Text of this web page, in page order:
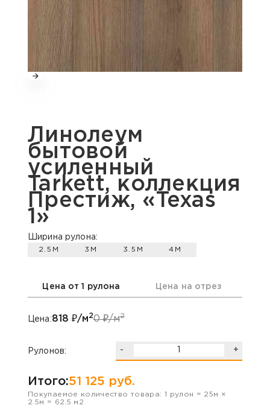
Линолеум
бытовой
усиленный
Tarkett, коллекция
Престиж, «Texas
1»
Ширина рулона:
2.5М 3М 3.5М 4М
Цена от 1 рулона Цена на отрез
Цена:818 ₽/м20₽/м2
Рулонов: - +
Итого:51 125 руб.
Покупаемое количество товара: 1 рулон = 25м ×
2.5м = 62.5 м2